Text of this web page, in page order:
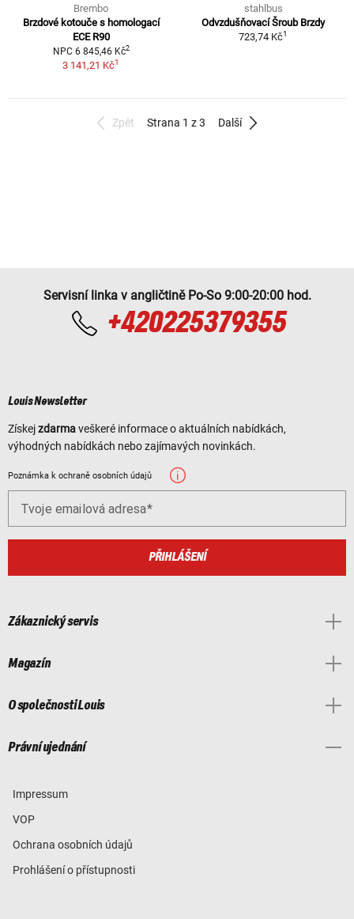
Brembo
Brzdové kotouče s homologací
ECE R90
NPC 6 845,46 Kč2
3 141,21 Kč1
stahlbus
Odvzdušňovací Šroub Brzdy
723,74 Kč1
Zpět Strana 1 z 3 Další
Servisní linka v angličtině Po-So 9:00-20:00 hod.
+420225379355
Louis Newsletter
Získejzdarmaveškeré informace o aktuálních nabídkách,
výhodných nabídkách nebo zajímavých novinkách.
Poznámka k ochraně osobních údajů
Tvoje emailová adresa
PŘIHLÁŠENÍ
Zákaznický servis
Magazín
O společnosti Louis
Právní ujednání
Impressum
VOP
Ochrana osobních údajů
Prohlášení o přístupnosti